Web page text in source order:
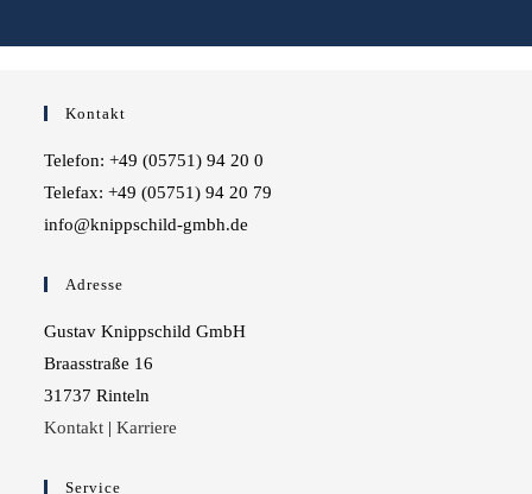
Kontakt
Telefon: +49 (05751) 94 20 0
Telefax: +49 (05751) 94 20 79
info@knippschild-gmbh.de
Adresse
Gustav Knippschild GmbH
Braasstraße 16
31737 Rinteln
Kontakt |Karriere
Service